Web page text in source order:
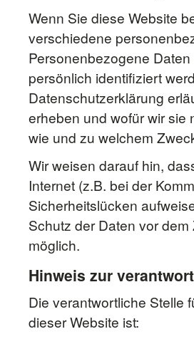
Wenn Sie diese Website
verschiedene
Personenbezogene
persönlich identifiziert
Datenschutzerklärung
erheben und wofür wir sie
wie und zu welchem
Wir weisen darauf hin,
Internet (z.B. bei der
Sicherheitslücken
Schutz der Daten vor
möglich.
Hinweis zur
Die verantwortliche Stelle
dieser Website ist: